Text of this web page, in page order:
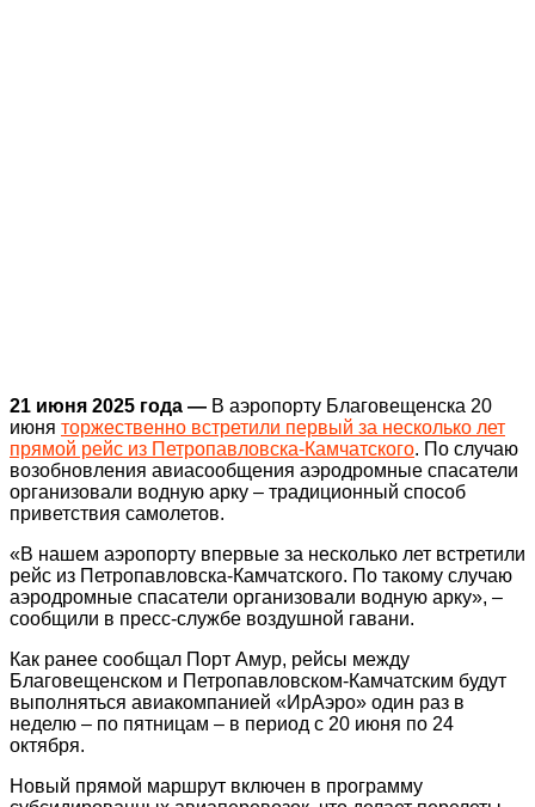
21 июня 2025 года — В аэропорту Благовещенска 20
июня торжественно встретили первый за несколько лет
прямой рейс из Петропавловска-Камчатского. По случаю
возобновления авиасообщения аэродромные спасатели
организовали водную арку – традиционный способ
приветствия самолетов.
«В нашем аэропорту впервые за несколько лет встретили
рейс из Петропавловска-Камчатского. По такому случаю
аэродромные спасатели организовали водную арку», –
сообщили в пресс-службе воздушной гавани.
Как ранее сообщал Порт Амур, рейсы между
Благовещенском и Петропавловском-Камчатским будут
выполняться авиакомпанией «ИрАэро» один раз в
неделю – по пятницам – в период с 20 июня по 24
октября.
Новый прямой маршрут включен в программу